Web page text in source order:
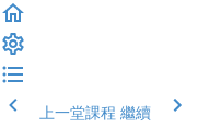
上一堂課程 繼續